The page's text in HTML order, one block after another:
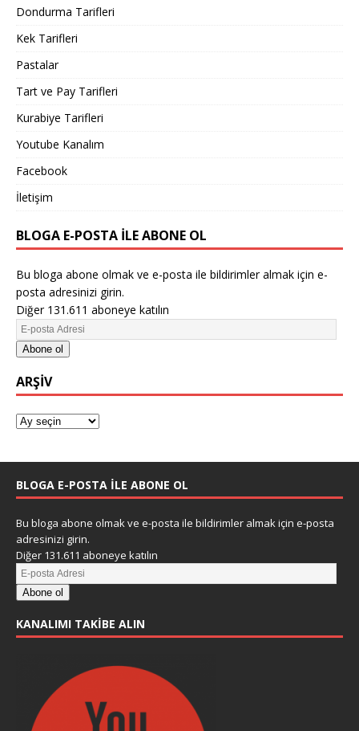
Dondurma Tarifleri
Kek Tarifleri
Pastalar
Tart ve Pay Tarifleri
Kurabiye Tarifleri
Youtube Kanalım
Facebook
İletişim
BLOGA E-POSTA ILE ABONE OL
Bu bloga abone olmak ve e-posta ile bildirimler almak için e-
posta adresinizi girin.
Diğer 131.611 aboneye katılın
Abone ol
ARŞIV
BLOGA E-POSTA ILE ABONE OL
Bu bloga abone olmak ve e-posta ile bildirimler almak için e-posta
adresinizi girin.
Diğer 131.611 aboneye katılın
Abone ol
KANALIMI TAKIBE ALIN